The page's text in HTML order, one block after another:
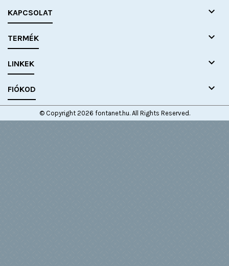
KAPCSOLAT 
TERMÉK 
LINKEK 
FIÓKOD 
© Copyright 2026 fontanet.hu. All Rights Reserved.